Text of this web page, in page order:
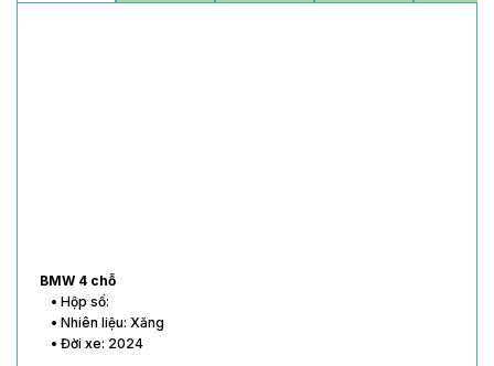
BMW 4 chỗ
• Hộp số:
• Nhiên liệu: Xăng
• Đời xe: 2024